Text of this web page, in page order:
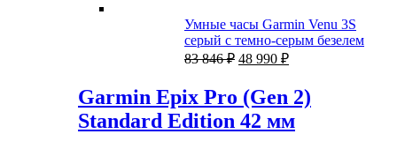
составляла
89
990 ₽.
42
990 ₽.
Умные часы Garmin Venu 3S
серый с темно-серым безелем
83 846₽ Первоначальная
составляла
83
846 ₽.
48 990 ₽Текущая
48
990 ₽.
Garmin Epix Pro (Gen 2)
Standard Edition 42 мм